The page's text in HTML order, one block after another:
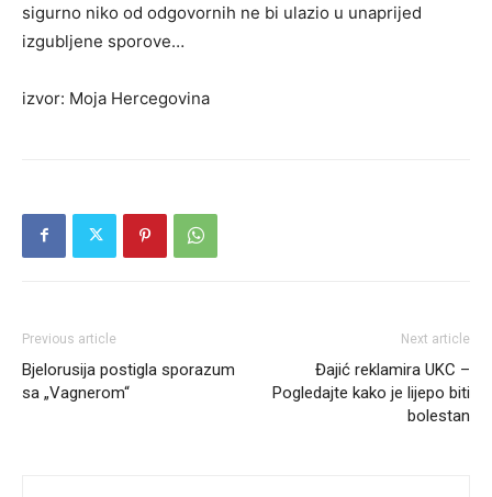
sigurno niko od odgovornih ne bi ulazio u unaprijed
izgubljene sporove…
izvor: Moja Hercegovina
Previous article
Bjelorusija postigla sporazum
sa „Vagnerom“
Next article
Đajić reklamira UKC –
Pogledajte kako je lijepo biti
bolestan